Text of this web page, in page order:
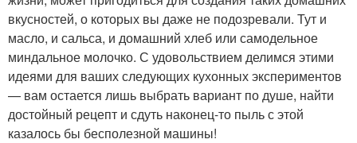
вкусностей, о которых вы даже не подозревали. Тут и
масло, и сальса, и домашний хлеб или самодельное
миндальное молочко. С удовольствием делимся этими
идеями для ваших следующих кухонных экспериментов
— вам остается лишь выбрать вариант по душе, найти
достойный рецепт и сдуть наконец-то пыль с этой
казалось бы бесполезной машины!